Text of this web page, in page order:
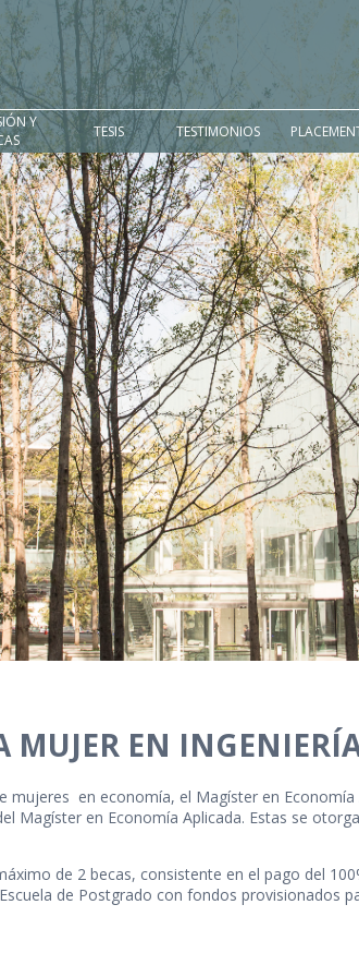
Y
TESIS TESTIMONIOS
MUJER EN
mujeres en economía, el Magíster en
Magíster en Economía Aplicada. Estas se
de 2 becas, consistente en el pago del
de Postgrado con fondos provisionados